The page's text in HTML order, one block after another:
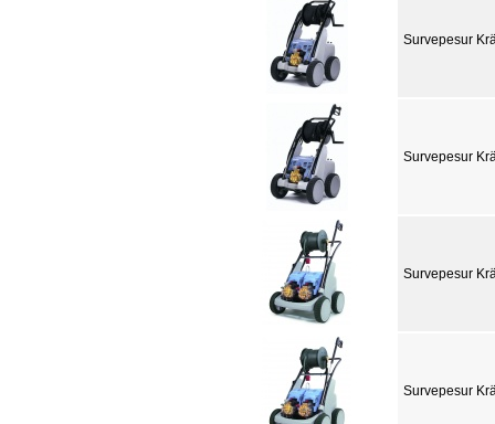
Survepesur
Survepesur
Survepesur
Survepesur